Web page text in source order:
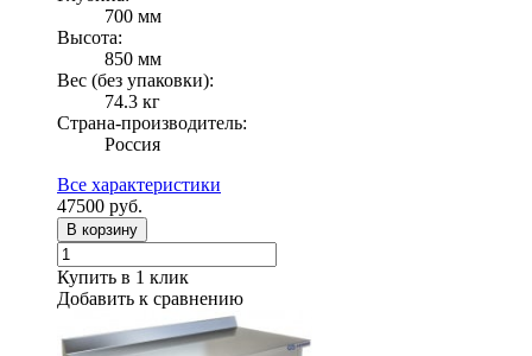
700 мм
Высота:
850 мм
Вес (без упаковки):
74.3 кг
Страна-производитель:
Россия
Все характеристики
47500 руб.
В корзину
Купить в 1 клик
Добавить к сравнению